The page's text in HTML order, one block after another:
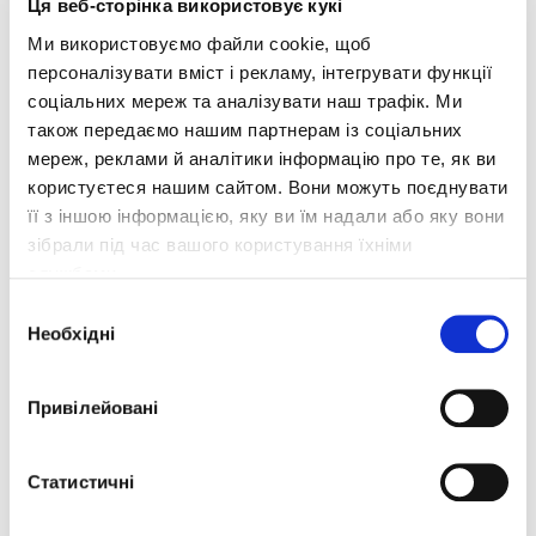
Ця веб-сторінка використовує кукі
Ми використовуємо файли cookie, щоб
персоналізувати вміст і рекламу, інтегрувати функції
соціальних мереж та аналізувати наш трафік. Ми
також передаємо нашим партнерам із соціальних
мереж, реклами й аналітики інформацію про те, як ви
користуєтеся нашим сайтом. Вони можуть поєднувати
її з іншою інформацією, яку ви їм надали або яку вони
зібрали під час вашого користування їхніми
згоди
Необхідні
Привілейовані
Статистичні
Вид діяльності, що автоматизується – керування
процесами управління обліковими записами
персоналу.
Основним об’єктом автоматизації є комплексний
процес обслуговування пасажирів приміського
складається з технологічного процесу керування
наступних завдань: ідентифікація безпосередніх
який використовує систему опосередковано